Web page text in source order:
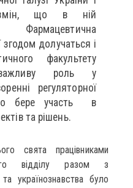
змін, що в ній
згодом долучаться і
факультету
роль у
регуляторної
бере участь в
та рішень.
свята працівниками
відділу разом з
українознавства було